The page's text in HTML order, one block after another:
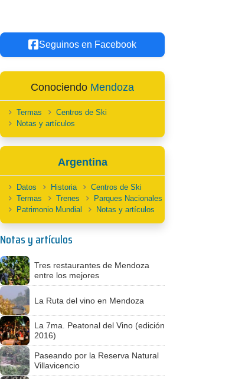
Seguinos en Facebook
Conociendo Mendoza
Termas
Centros de Ski
Notas y artículos
Argentina
Datos Historia
Centros de Ski
Termas
Trenes
Parques Nacionales
Patrimonio Mundial
Notas y artículos
Notas y artículos
Tres restaurantes de Mendoza
entre los mejores
La Ruta del vino en Mendoza
La 7ma. Peatonal del Vino (edición
2016)
Paseando por la Reserva Natural
Villavicencio